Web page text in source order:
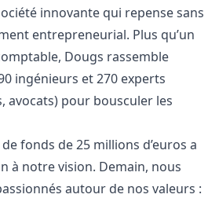
innovante qui repense sans
entrepreneurial. Plus qu’un
Dougs rassemble
ingénieurs et 270 experts
avocats) pour bousculer les
fonds de 25 millions d’euros a
à notre vision. Demain, nous
autour de nos valeurs :